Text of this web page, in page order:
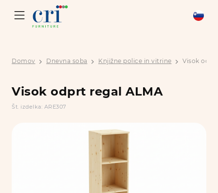
Domov Dnevna soba Knjižne police in vitrine Visok
Visok odprt regal ALMA
Št. izdelka: ARE307